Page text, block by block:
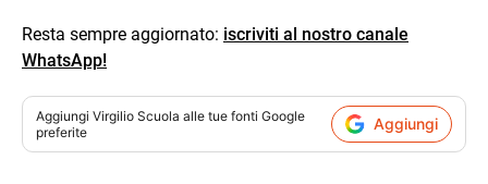
Resta sempre aggiornato: iscriviti al nostro canale
WhatsApp!
Aggiungi Virgilio Scuola alle tue fonti Google
preferite
Aggiungi